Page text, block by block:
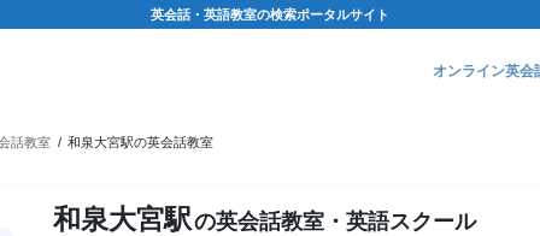
英会話・英語教室の検索ポータルサイト
オンライン英会
話教室 和泉大宮駅の英会話教室
和泉大宮駅の英会話教室・英語スクール